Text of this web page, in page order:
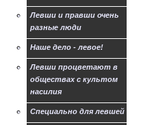
Левши и правши очень
разные люди
Наше дело - левое!
Левши процветают в
обществах с культом
насилия
Специально для левшей